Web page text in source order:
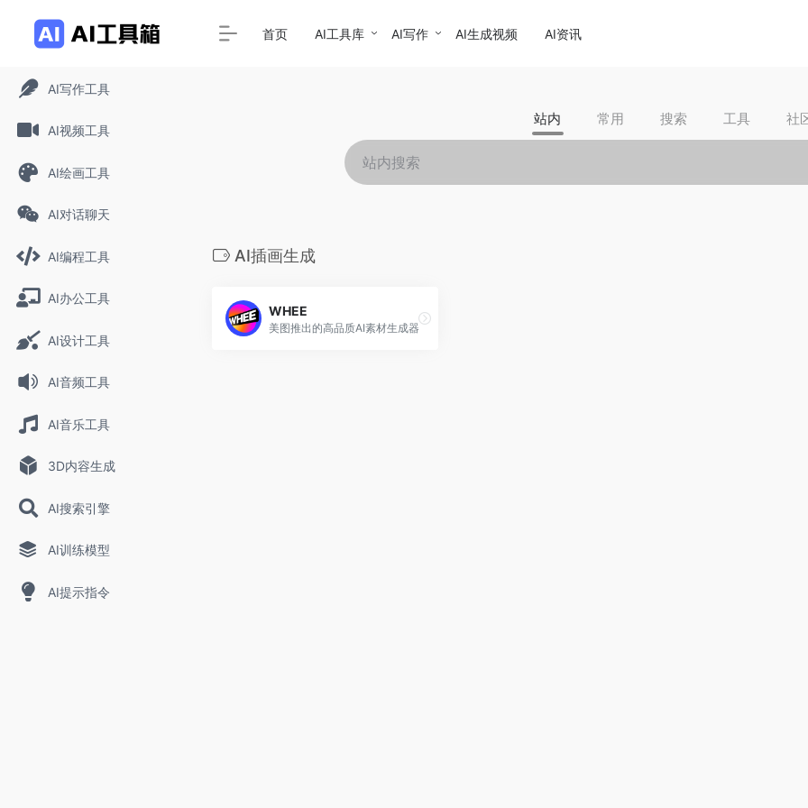
AI写作工具
AI视频工具
AI绘画工具
AI对话聊天
AI编程工具
AI办公工具
AI设计工具
AI音频工具
AI音乐工具
3D内容生成
AI搜索引擎
AI训练模型
AI提示指令
首页 AI工具库 AI写作 AI生成视频 AI资讯
站内 常用 搜索 工具 社
AI插画生成
WHEE
美图推出的高品质AI素材生成器